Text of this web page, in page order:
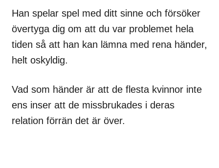
Han spelar spel med ditt sinne och försöker
övertyga dig om att du var problemet hela
tiden så att han kan lämna med rena händer,
helt oskyldig.
Vad som händer är att de flesta kvinnor inte
ens inser att de missbrukades i deras
relation förrän det är över.